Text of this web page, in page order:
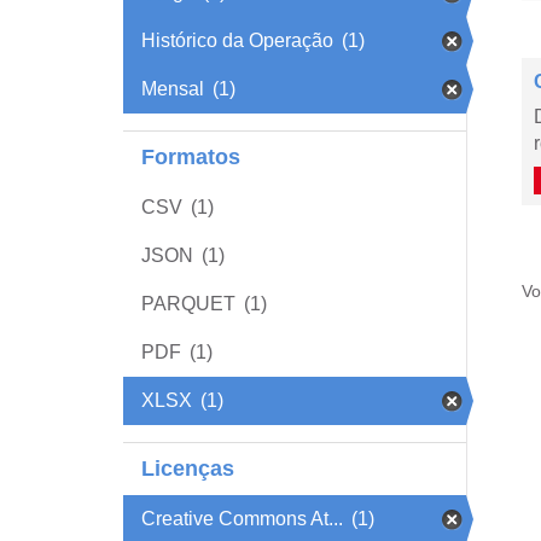
Histórico da Operação (1)
Mensal (1)
Formatos
CSV (1)
JSON (1)
PARQUET (1)
PDF (1)
XLSX (1)
Licenças
Creative Commons At... (1)